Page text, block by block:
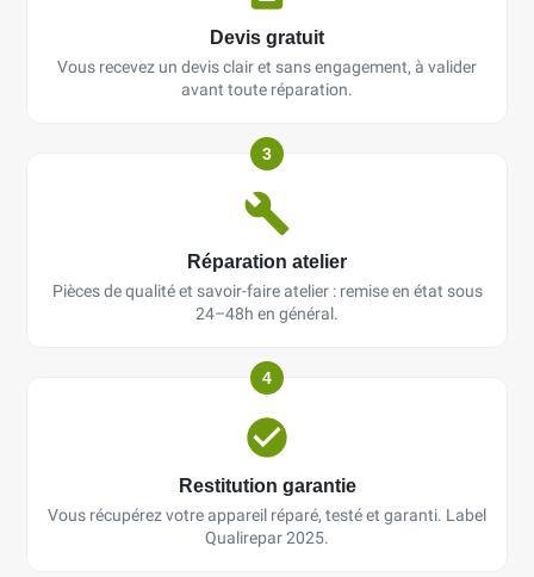
Devis gratuit
Vous recevez un devis clair et sans engagement, à valider
avant toute réparation.
3
Réparation atelier
Pièces de qualité et savoir-faire atelier : remise en état sous
24–48h en général.
4
Restitution garantie
Vous récupérez votre appareil réparé, testé et garanti. Label
Qualirepar 2025.